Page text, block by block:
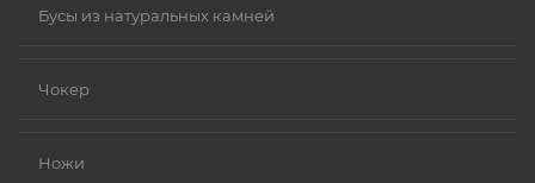
Бусы из натуральных камней
Чокер
Ножи